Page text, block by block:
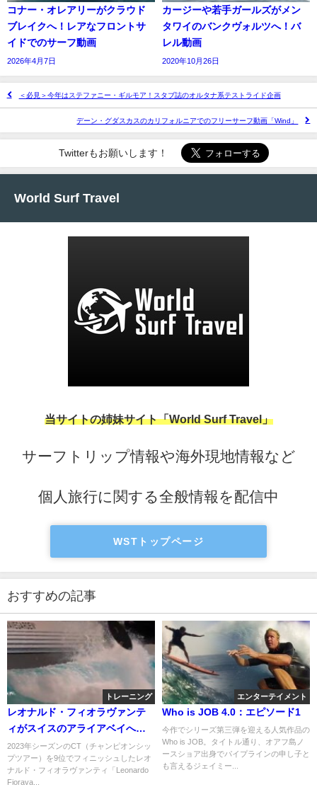
コナー・オレアリーがクラウド
ブレイクへ！レアなフロントサ
イドでのサーフ動画
2026年4月7日
カージーや若手ガールズがメン
タワイのバンクヴォルツへ！バ
レル動画
2020年10月26日
＜必見＞今年はステファニー・ギルモア！スタブ誌のオルタナ系テストライド企画
デーン・グダスカスのカリフォルニアでのフリーサーフ動画「Wind」
Twitterもお願いします！
World Surf Travel
当サイトの姉妹サイト「World Surf Travel」
サーフトリップ情報や海外現地情報など
個人旅行に関する全般情報を配信中
WSTトップページ
おすすめの記事
トレーニング
レオナルド・フィオラヴァンテ
ィがスイスのアライアベイへ！
エアキャンプ動画
2023年シーズンのCT（チャンピオンシッ
プツアー）を9位でフィニッシュしたレオ
ナルド・フィオラヴァンティ「Leonardo
Fiorava...
エンターテイメント
Who is JOB 4.0：エピソード1
今作でシリーズ第三弾を迎える人気作品の
Who is JOB。タイトル通り、オアフ島ノ
ースショア出身でパイプラインの申し子と
も言えるジェイミー...